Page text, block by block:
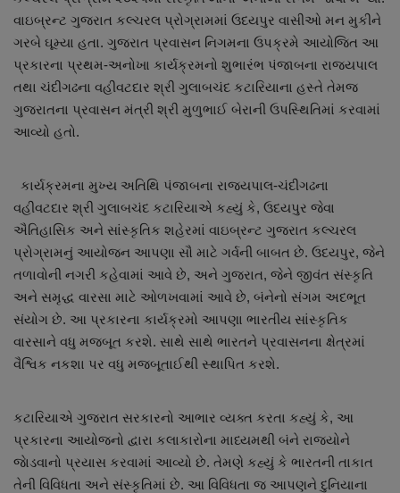
સ્પોર્ટ્સ
રાશિફળ
ગુનાખોરી
સ્વાસ્થ્ય
વાઇબ્રન્ટ ગુજરાત કલ્ચરલ પ્રોગ્રામમાં ઉદયપુર વાસીઓ મન મુકીને
ગરબે ઘૂમ્યા હતા. ગુજરાત પ્રવાસન નિગમના ઉપક્રમે આયોજિત આ
પ્રકારના પ્રથમ-અનોખા કાર્યક્રમનો શુભારંભ પંજાબના રાજ્યપાલ
તથા ચંદીગઢના વહીવટદાર શ્રી ગુલાબચંદ કટારિયાના હસ્તે તેમજ
ગુજરાતના પ્રવાસન મંત્રી શ્રી મુળુભાઈ બેરાની ઉપસ્થિતિમાં કરવામાં
આવ્યો હતો.
કાર્યક્રમના મુખ્ય અતિથિ પંજાબના રાજ્યપાલ-ચંદીગઢના
વહીવટદાર શ્રી ગુલાબચંદ કટારિયાએ કહ્યું કે, ઉદયપુર જેવા
ઐતિહાસિક અને સાંસ્કૃતિક શહેરમાં વાઇબ્રન્ટ ગુજરાત કલ્ચરલ
પ્રોગ્રામનું આયોજન આપણા સૌ માટે ગર્વની બાબત છે. ઉદયપુર, જેને
તળાવોની નગરી કહેવામાં આવે છે, અને ગુજરાત, જેને જીવંત સંસ્કૃતિ
અને સમૃદ્ધ વારસા માટે ઓળખવામાં આવે છે, બંનેનો સંગમ અદભૂત
સંયોગ છે. આ પ્રકારના કાર્યક્રમો આપણા ભારતીય સાંસ્કૃતિક
વારસાને વધુ મજબૂત કરશે. સાથે સાથે ભારતને પ્રવાસનના ક્ષેત્રમાં
વૈશ્વિક નકશા પર વધુ મજબૂતાઈથી સ્થાપિત કરશે.
કટારિયાએ ગુજરાત સરકારનો આભાર વ્યક્ત કરતા કહ્યું કે, આ
પ્રકારના આયોજનો દ્વારા કલાકારોના માધ્યમથી બંને રાજ્યોને
જાેડવાનો પ્રયાસ કરવામાં આવ્યો છે. તેમણે કહ્યું કે ભારતની તાકાત
તેની વિવિધતા અને સંસ્કૃતિમાં છે. આ વિવિધતા જ આપણને દુનિયાના